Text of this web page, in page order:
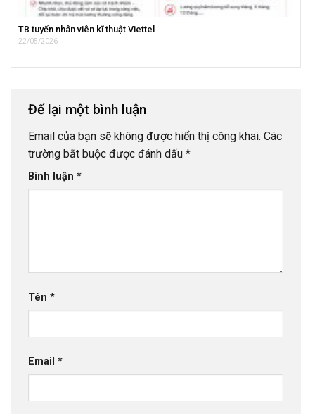
TB tuyển nhân viên kĩ thuật Viettel
22/05/2026
Để lại một bình luận
Email của bạn sẽ không được hiển thị công khai. Các
trường bắt buộc được đánh dấu *
Bình luận *
Tên *
Email *